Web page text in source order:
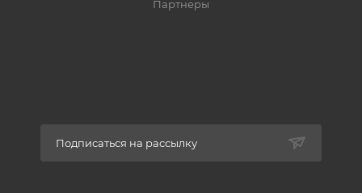
Партнеры
Подписаться на рассылку